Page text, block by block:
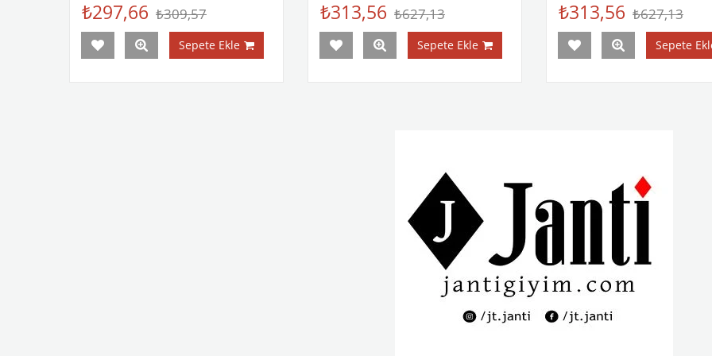
₺297,66 ₺309,57
Sepete Ekle
₺313,56 ₺627,13
Sepete Ekle
₺313,56 ₺627,13
Sepete